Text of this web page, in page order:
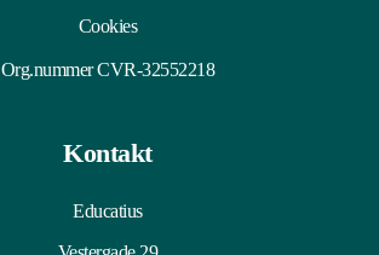
Cookies
Org.nummer CVR-32552218
Kontakt
Educatius